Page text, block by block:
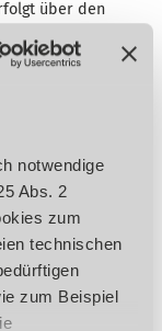
notwendige
Abs. 2
zum
technischen
zum Beispiel
über den